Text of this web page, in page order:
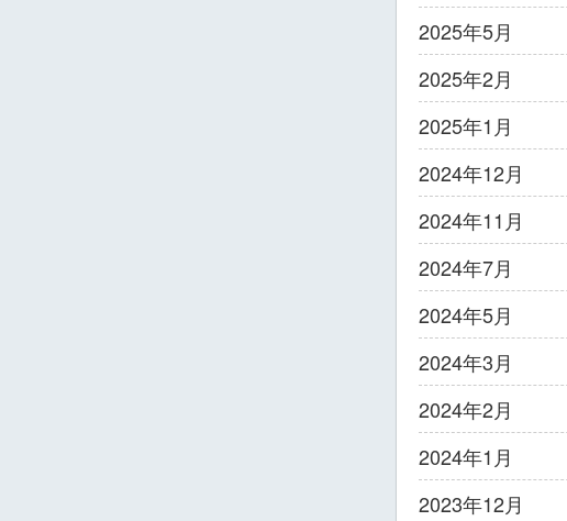
2025年5月
2025年2月
2025年1月
2024年12月
2024年11月
2024年7月
2024年5月
2024年3月
2024年2月
2024年1月
2023年12月